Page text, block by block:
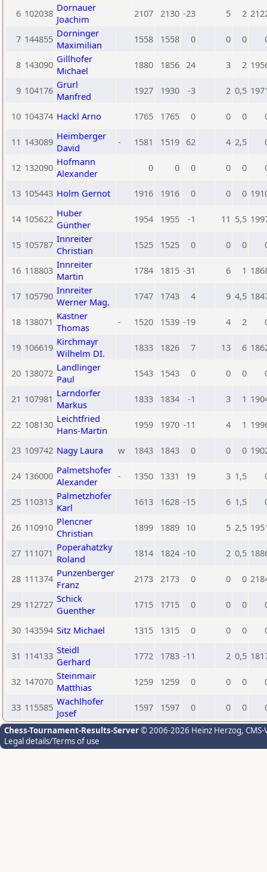
6 102038 Dornauer
Joachim
2107 2130 -23 5 2
7 144855 Dorninger
Maximilian
1558 1558 0 0 0
8 143090 Gillhofer
Michael
1880 1856 24 3 2
9 104176 Grurl
Manfred
1927 1930 -3 2 0,5
10 104374 Hackl Arno 1765 1765 0 0 0
11 143089 Heimberger
David
- 1581 1519 62 4 2,5
12 132090 Hofmann
Alexander
0 0 0 0 0
13 105443 Holm Gernot 1916 1916 0 0 0
14 105622 Huber
Günther
1954 1955 -1 11 5,5
15 105787 Innreiter
Christian
1525 1525 0 0 0
16 118803 Innreiter
Martin
1784 1815 -31 6 1
17 105790 Innreiter
Werner Mag.
1747 1743 4 9 4,5
18 138071 Kastner
Thomas
- 1520 1539 -19 4 2
19 106619 Kirchmayr
Wilhelm DI.
1833 1826 7 13 6
20 138072 Landlinger
Paul
1543 1543 0 0 0
21 107981 Larndorfer
Markus
1833 1834 -1 3 1
22 108130 Leichtfried
Hans-Martin
1959 1970 -11 4 1
23 109742 Nagy Laura w 1843 1843 0 0 0
24 136000 Palmetshofer
Alexander
- 1350 1331 19 3 1,5
25 110313 Palmetzhofer
Karl
1613 1628 -15 6 1,5
26 110910 Plencner
Christian
1899 1889 10 5 2,5
27 111071 Poperahatzky
Roland
1814 1824 -10 2 0,5
28 111374 Punzenberger
Franz
2173 2173 0 0 0
29 112727 Schick
Guenther
1715 1715 0 0 0
30 143594 Sitz Michael 1315 1315 0 0 0
31 114133 Steidl
Gerhard
1772 1783 -11 2 0,5
32 147070 Steinmair
Matthias
1259 1259 0 0 0
33 115585 Wachlhofer
Josef
1597 1597 0 0 0
Chess-Tournament-Results-Server© 2006-2026 Heinz Herzog,
Legal details/Terms of use